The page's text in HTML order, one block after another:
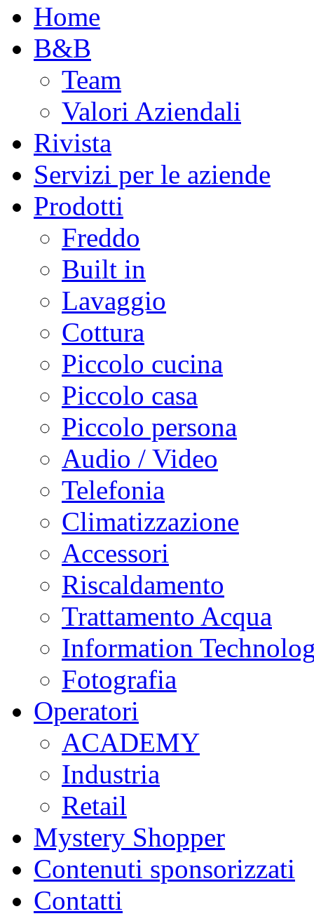
Home
B&B
Team
Valori Aziendali
Rivista
Servizi per le aziende
Prodotti
Freddo
Built in
Lavaggio
Cottura
Piccolo cucina
Piccolo casa
Piccolo persona
Audio / Video
Telefonia
Climatizzazione
Accessori
Riscaldamento
Trattamento Acqua
Information
Fotografia
Operatori
ACADEMY
Industria
Retail
Mystery Shopper
Contenuti sponsorizzati
Contatti